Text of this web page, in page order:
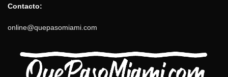
Contacto:
online@quepasomiami.com